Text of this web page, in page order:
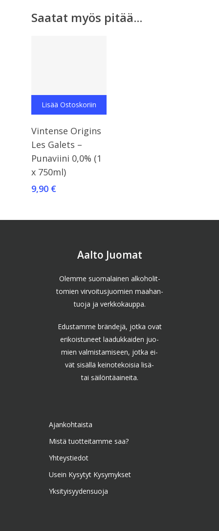
Saatat myös pitää...
Lisää Ostoskoriin
Vintense Origins
Les Galets –
Punaviini 0,0% (1
x 750ml)
9,90 €
Aalto Juomat
Olemme suomalainen alkoholit-
tomien virvoitusjuomien maahan-
tuoja ja verkkokauppa.
Edustamme brändejä, jotka ovat
erikoistuneet laadukkaiden juo-
mien valmistamiseen, jotka ei-
vät sisällä keinotekoisia lisä-
tai säilöntäaineita.
Ajankohtaista
Mistä tuotteitamme saa?
Yhteystiedot
Usein Kysytyt Kysymykset
Yksityisyydensuoja